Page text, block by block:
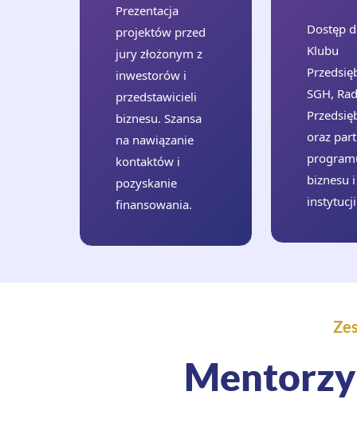
Prezentacja
projektów przed
jury złożonym z
inwestorów i
przedstawicieli
biznesu. Szansa
na nawiązanie
kontaktów i
pozyskanie
finansowania.
Dostęp
Klubu
SGH,
oraz
biznesu i